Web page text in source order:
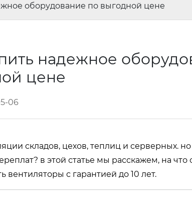
оборудование по выгодной цене
надежное
цене
06
складов, цехов, теплиц и серверных. но
в этой статье мы расскажем, на что
вентиляторы с гарантией до 10 лет.